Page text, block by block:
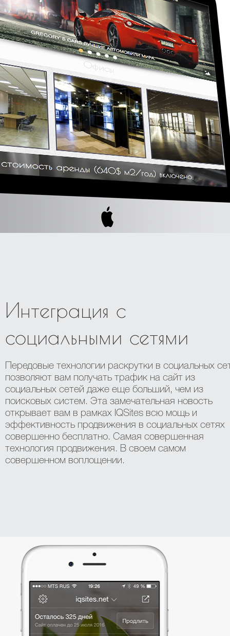
Интеграция с
социальными сетями
Передовые технологии раскрутки в социальных
позволяют вам получать трафик на сайт из
социальных сетей даже еще больший, чем из
поисковых систем. Эта замечательная новость
открывает вам в рамках IQSites всю мощь и
эффективность продвижения в социальных сетях
совершенно бесплатно. Самая совершенная
технология продвижения. В своем самом
совершенном воплощении.